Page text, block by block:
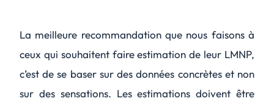
La meilleure recommandation que nous faisons à
ceux qui souhaitent faire estimation de leur LMNP,
c’est de se baser sur des données concrètes et non
sur des sensations. Les estimations doivent être